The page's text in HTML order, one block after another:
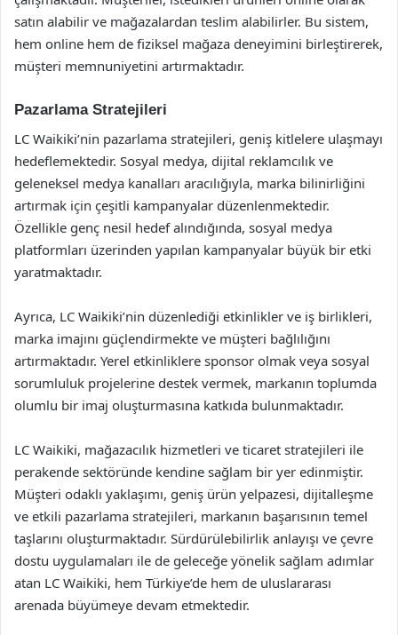
satın alabilir ve mağazalardan teslim alabilirler. Bu sistem,
hem online hem de fiziksel mağaza deneyimini birleştirerek,
müşteri memnuniyetini artırmaktadır.
Pazarlama Stratejileri
LC Waikiki’nin pazarlama stratejileri, geniş kitlelere ulaşmayı
hedeflemektedir. Sosyal medya, dijital reklamcılık ve
geleneksel medya kanalları aracılığıyla, marka bilinirliğini
artırmak için çeşitli kampanyalar düzenlenmektedir.
Özellikle genç nesil hedef alındığında, sosyal medya
platformları üzerinden yapılan kampanyalar büyük bir etki
yaratmaktadır.
Ayrıca, LC Waikiki’nin düzenlediği etkinlikler ve iş birlikleri,
marka imajını güçlendirmekte ve müşteri bağlılığını
artırmaktadır. Yerel etkinliklere sponsor olmak veya sosyal
sorumluluk projelerine destek vermek, markanın toplumda
olumlu bir imaj oluşturmasına katkıda bulunmaktadır.
LC Waikiki, mağazacılık hizmetleri ve ticaret stratejileri ile
perakende sektöründe kendine sağlam bir yer edinmiştir.
Müşteri odaklı yaklaşımı, geniş ürün yelpazesi, dijitalleşme
ve etkili pazarlama stratejileri, markanın başarısının temel
taşlarını oluşturmaktadır. Sürdürülebilirlik anlayışı ve çevre
dostu uygulamaları ile de geleceğe yönelik sağlam adımlar
atan LC Waikiki, hem Türkiye’de hem de uluslararası
arenada büyümeye devam etmektedir.